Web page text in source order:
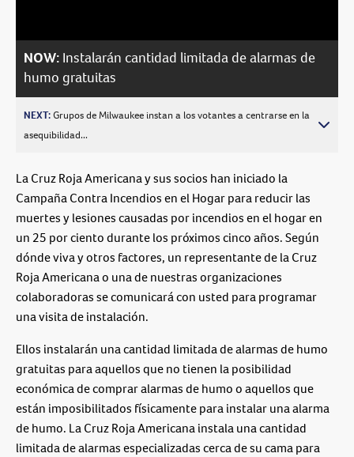
NOW: Instalarán cantidad limitada de alarmas de
humo gratuitas
NEXT:Grupos de Milwaukee instan a los votantes a centrarse en la
asequibilidad...
La Cruz Roja Americana y sus socios han iniciado la
Campaña Contra Incendios en el Hogar para reducir las
muertes y lesiones causadas por incendios en el hogar en
un 25 por ciento durante los próximos cinco años. Según
dónde viva y otros factores, un representante de la Cruz
Roja Americana o una de nuestras organizaciones
colaboradoras se comunicará con usted para programar
una visita de instalación.
Ellos instalarán una cantidad limitada de alarmas de humo
gratuitas para aquellos que no tienen la posibilidad
económica de comprar alarmas de humo o aquellos que
están imposibilitados físicamente para instalar una alarma
de humo. La Cruz Roja Americana instala una cantidad
limitada de alarmas especializadas cerca de su cama para